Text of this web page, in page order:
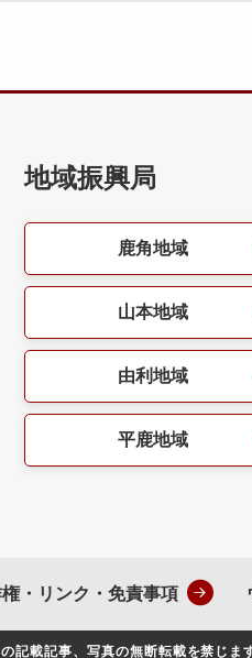
地域振興局
鹿角地域
山本地域
由利地域
平鹿地域
・リンク・免責事項
記載記事、写真の無断転載を禁じま